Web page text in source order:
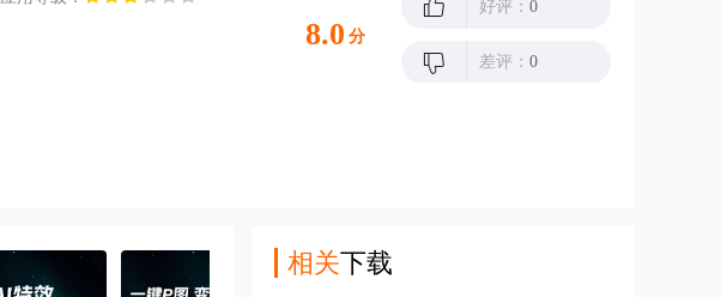
8.0 分
好评： 0
差评： 0
相关下载